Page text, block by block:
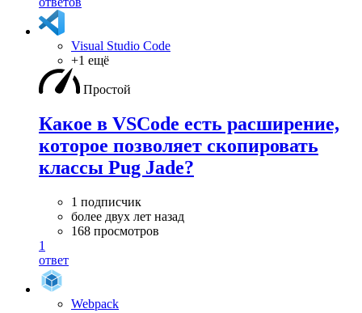
Visual Studio Code
+1 ещё
Простой
Какое в VSCode есть расширение,
которое позволяет скопировать
классы Pug Jade?
1 подписчик
более двух лет назад
168 просмотров
1
ответ
Webpack